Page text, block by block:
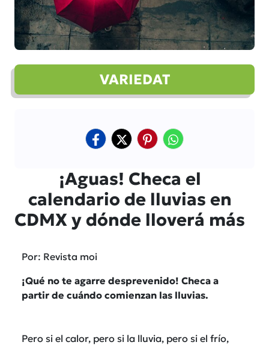
VARIEDAT
¡Aguas! Checa el
calendario de lluvias en
CDMX y dónde lloverá más
Por: Revista moi
¡Qué no te agarre desprevenido! Checa a
partir de cuándo comienzan las lluvias.
Pero si el calor, pero si la lluvia, pero si el frío,